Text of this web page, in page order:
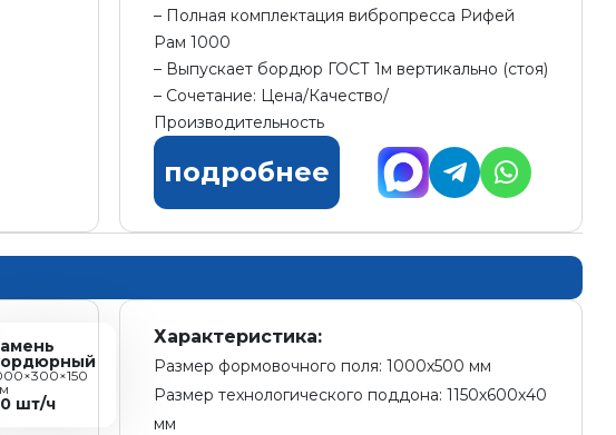
Полная комплектация вибропресса Рифей
Рам 1000
Выпускает бордюр ГОСТ 1м вертикально (стоя)
Сочетание: Цена/Качество/
Производительность
подробнее
шт/ч
Характеристика:
Размер формовочного поля: 1000х500 мм
Размер технологического поддона: 1150х600х40
мм